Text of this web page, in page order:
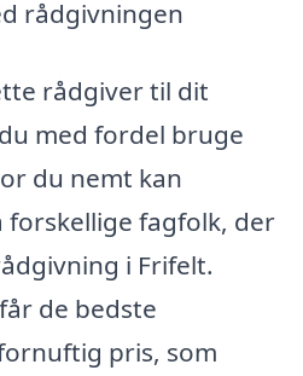
rådgivningen
rådgiver til dit
med fordel bruge
du nemt kan
fagfolk, der
i Frifelt.
de bedste
pris, som